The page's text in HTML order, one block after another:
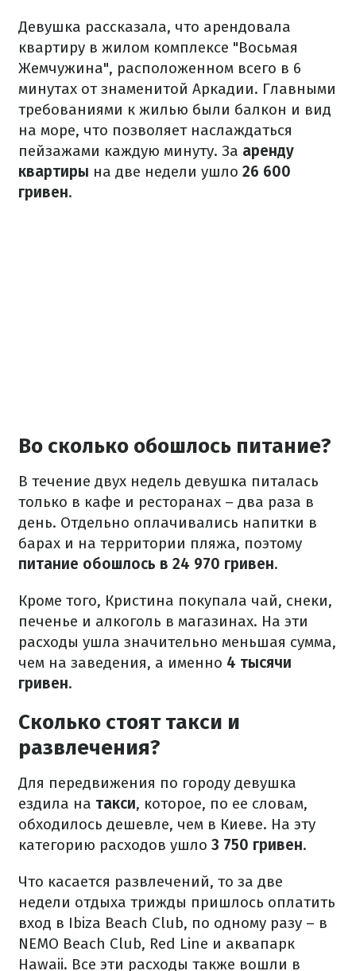
Девушка рассказала, что арендовала
квартиру в жилом комплексе "Восьмая
Жемчужина", расположенном всего в 6
минутах от знаменитой Аркадии. Главными
требованиями к жилью были балкон и вид
на море, что позволяет наслаждаться
пейзажами каждую минуту. За аренду
квартиры на две недели ушло 26 600
гривен.
Во сколько обошлось питание?
В течение двух недель девушка питалась
только в кафе и ресторанах – два раза в
день. Отдельно оплачивались напитки в
барах и на территории пляжа, поэтому
питание обошлось в 24 970 гривен.
Кроме того, Кристина покупала чай, снеки,
печенье и алкоголь в магазинах. На эти
расходы ушла значительно меньшая сумма,
чем на заведения, а именно 4 тысячи
гривен.
Сколько стоят такси и
развлечения?
Для передвижения по городу девушка
ездила на такси, которое, по ее словам,
обходилось дешевле, чем в Киеве. На эту
категорию расходов ушло 3 750 гривен.
Что касается развлечений, то за две
недели отдыха трижды пришлось оплатить
вход в Ibiza Beach Club, по одному разу – в
NEMO Beach Club, Red Line и аквапарк
Hawaii. Все эти расходы также вошли в